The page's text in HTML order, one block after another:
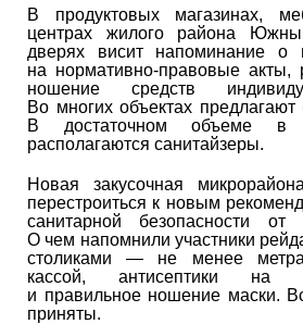
В продуктовых магазинах,
центрах жилого района
дверях висит напоминание о
на нормативно-правовые акты,
ношение средств
Во многих объектах
В достаточном объеме в
располагаются санитайзеры.
Новая закусочная
перестроиться к новым
санитарной безопасности от
О чем напомнили участники
столиками — не менее
кассой, антисептики на
и правильное ношение маски.
приняты.